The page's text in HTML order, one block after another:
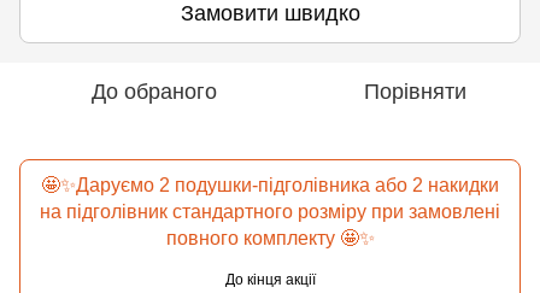
Замовити швидко
До обраного Порівняти
🤩✨Даруємо 2 подушки-підголівника або 2 накидки
на підголівник стандартного розміру при замовлені
повного комплекту 🤩✨
До кінця акції